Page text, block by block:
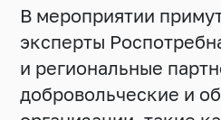
В мероприятии
эксперты
и региональные
добровольческие и